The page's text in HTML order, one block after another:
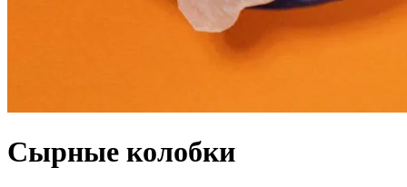
Сырные колобки